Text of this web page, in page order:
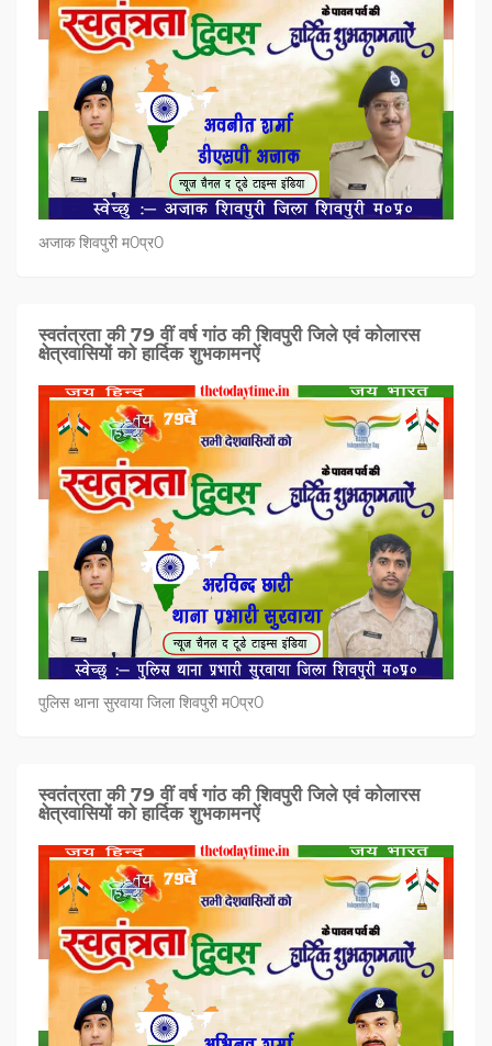
अजाक शिवपुरी म0प्र0
स्वतंत्रता की 79 वीं वर्ष गांठ की शिवपुरी जिले एवं कोलारस
क्षेत्रवासियों को हार्दिक शुभकामनऐं
पुलिस थाना सुरवाया जिला शिवपुरी म0प्र0
स्वतंत्रता की 79 वीं वर्ष गांठ की शिवपुरी जिले एवं कोलारस
क्षेत्रवासियों को हार्दिक शुभकामनऐं